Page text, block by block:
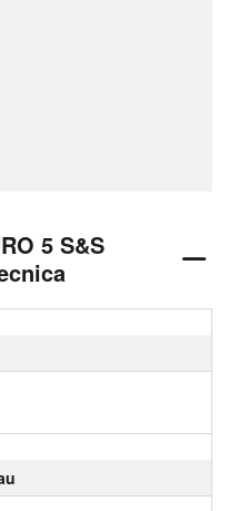
5 S&S